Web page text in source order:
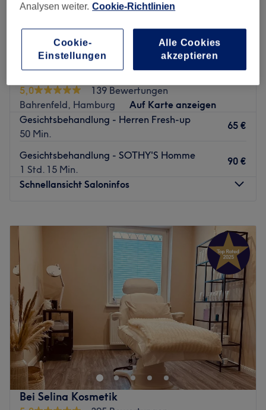
5,0
139 Bewertungen
Bahrenfeld, Hamburg
Auf Karte anzeigen
Gesichtsbehandlung - Herren Fresh-up
50 Min.
65 €
Gesichtsbehandlung - SOTHY'S Homme
1 Std. 15 Min.
90 €
Schnellansicht Saloninfos
20:00
09:30–20:00
09:30–20:00
Freitag
09:30 – 18:00
Samstag
Geschlossen
Sonntag
Geschlossen
Die Haut ist das größte und sensibelste Organ und
bedarf der optimalen Pflege. Dafür bist du im Studio
Spa/Holmes Place Jojovic Kosmetik in Hamburg,
Bahrenfeld, genau am richtigen Ort. Hier kannst du dich
mit erfrischenden Gesichtsbehandlungen und
professionellen Haarentfernung rundum verwöhnen
Bei Selina Kosmetik
Analysen weiter. Cookie-Richtlinien
Cookie-
Einstellungen
Alle Cookies
akzeptieren